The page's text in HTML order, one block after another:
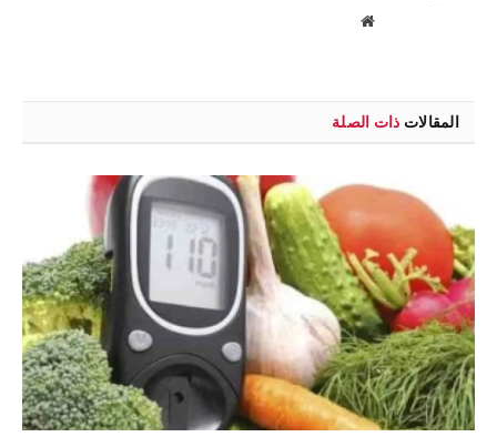
موقع
المقالات ذات الصلة